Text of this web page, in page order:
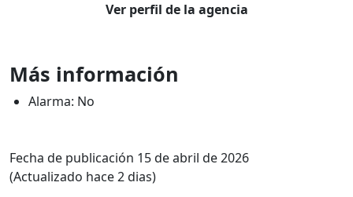
Ver perfil de la agencia
Más información
Alarma: No
Fecha de publicación 15 de abril de 2026
(Actualizado hace 2 dias)